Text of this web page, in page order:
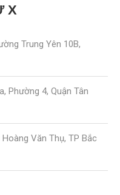
X
Trung Yên 10B,
Phường 4, Quận Tân
Văn Thụ, TP Bắc